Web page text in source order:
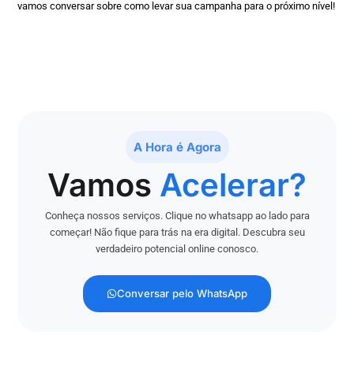
vamos conversar sobre como levar sua campanha para o próximo nível!
A Hora é Agora
Vamos Acelerar?
Conheça nossos serviços. Clique no whatsapp ao lado para
começar! Não fique para trás na era digital. Descubra seu
verdadeiro potencial online conosco.
Conversar pelo WhatsApp